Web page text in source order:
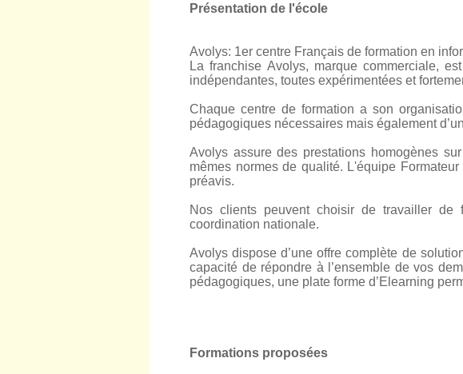
Présentation de l'école
Avolys: 1er centre Français de formation en
La franchise Avolys, marque commerciale,
indépendantes, toutes expérimentées et
Chaque centre de formation a son
pédagogiques nécessaires mais également
Avolys assure des prestations homogènes
mêmes normes de qualité. L'équipe
préavis.
Nos clients peuvent choisir de travailler de
coordination nationale.
Avolys dispose d’une offre complète de
capacité de répondre à l’ensemble de vos
pédagogiques, une plate forme d’Elearning
Formations proposées